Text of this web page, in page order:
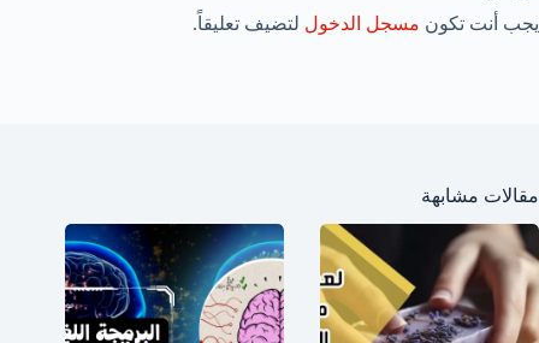
يجب أنت تكون مسجل الدخول لتضيف تعليقاً.
مقالات مشابهة